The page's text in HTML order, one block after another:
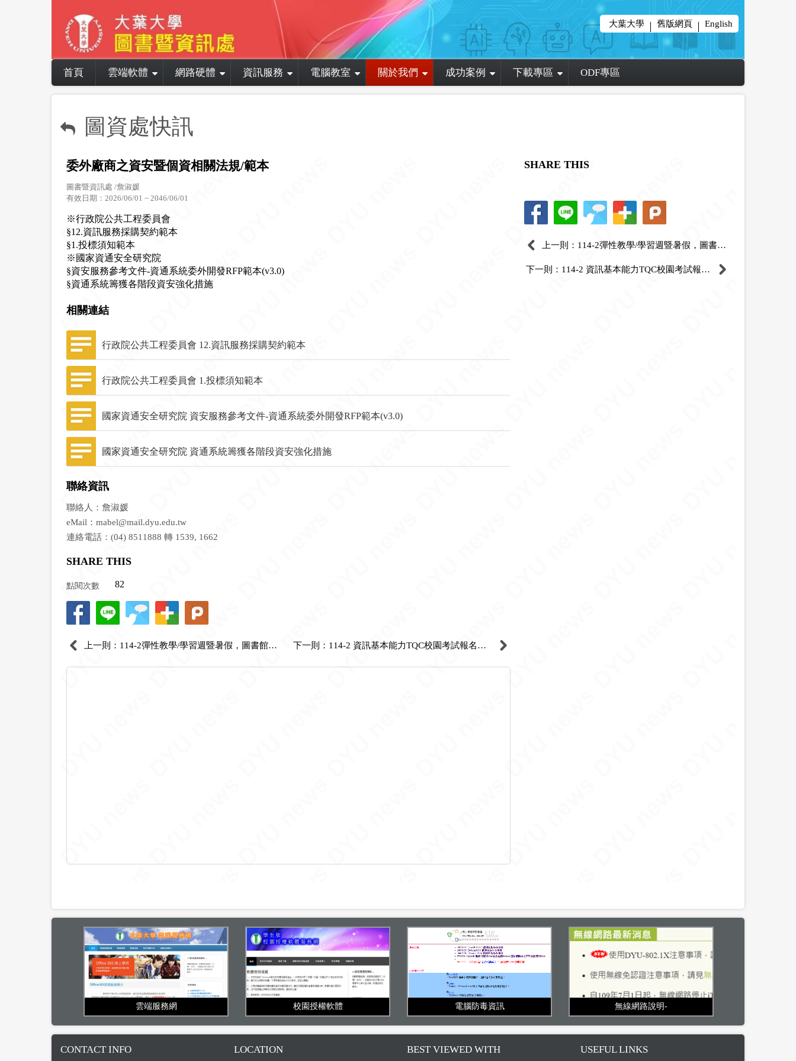
大葉大學 舊版網頁 English
Main
navigation
首頁 雲端軟體 網路硬體 資訊服務 電腦教室 關於我們 成功案例 下載專區 ODF專區
圖資處快訊
委外廠商之資安暨個資相關法規/範本
圖書暨資訊處 /詹淑媛
有效日期：2026/06/01 ~ 2046/06/01
※行政院公共工程委員會
§12.資訊服務採購契約範本
§1.投標須知範本
※國家資通安全研究院
§資安服務參考文件-資通系統委外開發RFP範本(v3.0)
§資通系統籌獲各階段資安強化措施
相關連結
行政院公共工程委員會 12.資訊服務採購契約範本
行政院公共工程委員會 1.投標須知範本
國家資通安全研究院 資安服務參考文件-資通系統委外開發RFP範本(v3.0)
國家資通安全研究院 資通系統籌獲各階段資安強化措施
聯絡資訊
聯絡人：詹淑媛
eMail： mabel@mail.dyu.edu.tw
連絡電話：(04) 8511888 轉 1539, 1662
SHARE THIS
點閱次數
上一則：114-2彈性教學/學習週暨暑假，圖書館開放時間(114-2 Flexible Teaching/Learning Week and Summer Library Opening Hours.) 下一則：114-2 資訊基本能力TQC校園考試報名開始囉!!
SHARE THIS
上一則：114-2彈性教學/學習週暨暑假，圖書館開放時間(114-2 Flexible Teaching/Learning Week and Summer Library Opening Hours.)
下一則：114-2 資訊基本能力TQC校園考試報名開始囉!!
雲端服務網 校園授權軟體 電腦防毒資訊 無線網路說明-
CONTACT INFO LOCATION BEST VIEWED WITH USEFUL LINKS